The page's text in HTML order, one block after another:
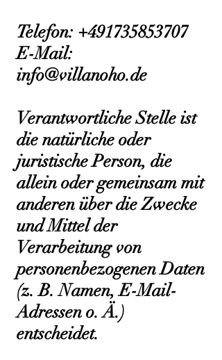
Telefon: +491735853707
E-Mail:
info@villanoho.de
Verantwortliche Stelle ist
die natürliche oder
juristische Person, die
allein oder gemeinsam mit
anderen über die Zwecke
und Mittel der
Verarbeitung von
personenbezogenen Daten
(z. B. Namen, E-Mail-
Adressen o. Ä.)
entscheidet.